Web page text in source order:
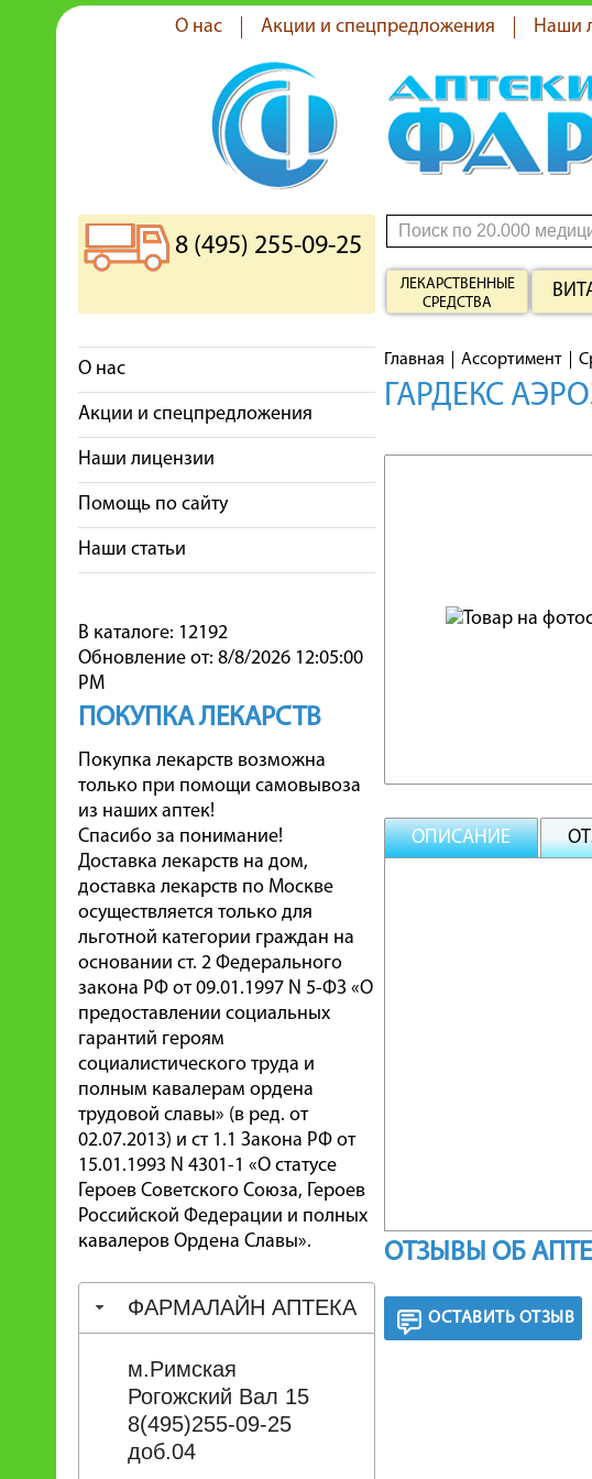
О нас Акции и спецпредложения Наши
8 (495) 255-09-25
ЛЕКАРСТВЕННЫЕ
СРЕДСТВА
О нас
Акции и спецпредложения
Наши лицензии
Помощь по сайту
Наши статьи
В каталоге: 12192
Обновление от: 8/8/2026 12:05:00
PM
ПОКУПКА ЛЕКАРСТВ
Покупка лекарств возможна
только при помощи самовывоза
из наших аптек!
Спасибо за понимание!
Доставка лекарств на дом,
доставка лекарств по Москве
осуществляется только для
льготной категории граждан на
основании ст. 2 Федерального
закона РФ от 09.01.1997 N 5-ФЗ «О
предоставлении социальных
гарантий героям
социалистического труда и
полным кавалерам ордена
трудовой славы» (в ред. от
02.07.2013) и ст 1.1 Закона РФ от
15.01.1993 N 4301-1 «О статусе
Героев Советского Союза, Героев
Российской Федерации и полных
кавалеров Ордена Славы».
ФАРМАЛАЙН АПТЕКА
м.Римская
Рогожский Вал 15
8(495)255-09-25
доб.04
Главная Ассортимент
ГАРДЕКС
ОПИСАНИЕ
ОТЗЫВЫ ОБ
ОСТАВИТЬ ОТЗЫВ